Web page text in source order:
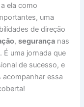
ela como
uma
de direção
,segurança nas
É uma jornada que
de sucesso, e
essa